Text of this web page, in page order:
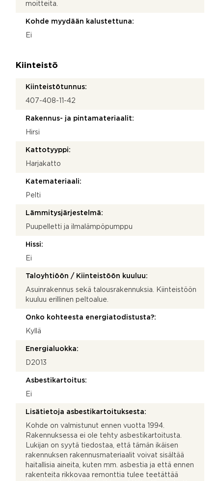
moitteita.
Kohde myydään kalustettuna:
Ei
Kiinteistö
Kiinteistötunnus:
407-408-11-42
Rakennus- ja pintamateriaalit:
Hirsi
Kattotyyppi:
Harjakatto
Katemateriaali:
Pelti
Lämmitysjärjestelmä:
Puupelletti ja ilmalämpöpumppu
Hissi:
Ei
Taloyhtiöön / Kiinteistöön kuuluu:
Asuinrakennus sekä talousrakennuksia. Kiinteistöön
kuuluu erillinen peltoalue.
Onko kohteesta energiatodistusta?:
Kyllä
Energialuokka:
D2013
Asbestikartoitus:
Ei
Lisätietoja asbestikartoituksesta:
Kohde on valmistunut ennen vuotta 1994.
Rakennuksessa ei ole tehty asbestikartoitusta.
Lukijan on syytä tiedostaa, että tämän ikäisen
rakennuksen rakennusmateriaalit voivat sisältää
haitallisia aineita, kuten mm. asbestia ja että ennen
rakenteita rikkovaa remonttia tulee teetättää